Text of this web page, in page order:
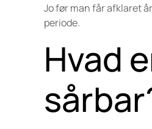
Jo før man får afklaret
periode.
Hvad